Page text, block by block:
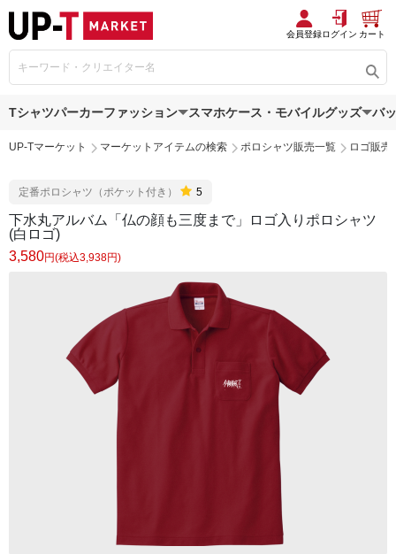
会員登録ログイン カート
Tシャツパーカーファッション スマホケース・モバイルグッズ バ
UP-Tマーケット マーケットアイテムの検索 ポロシャツ販売一覧 ロゴ販売
定番ポロシャツ（ポケット付き） 5
下水丸アルバム「仏の顔も三度まで」ロゴ入りポロシャツ
(白ロゴ)
3,580円(税込3,938円)